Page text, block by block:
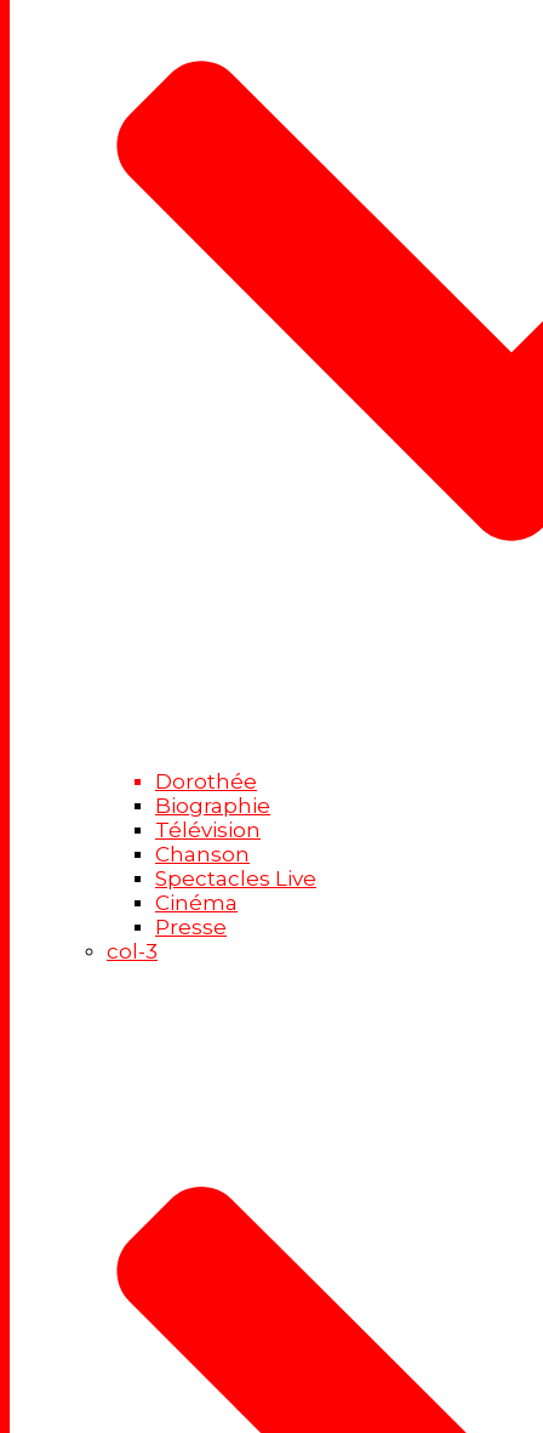
Dorothée
Biographie
Télévision
Chanson
Spectacles Live
Cinéma
Presse
col-3